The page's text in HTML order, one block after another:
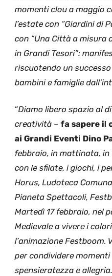
momenti clou a maggio
l’estate con “Giardini di
con “Una Città a misura
in Grandi Tesori”:
riscuotendo un
bambini e famiglie
“Diamo libero spazio al
creatività – fa sapere il
ai Grandi Eventi Dino
febbraio, in mattinata, in
con le sfilate, i giochi, i
Horus, Ludoteca
Pianeta Spettacoli,
Martedì 17 febbraio, nel
Medievale a vivere i
l’animazione Festboom.
per condividere
spensieratezza e allegria.